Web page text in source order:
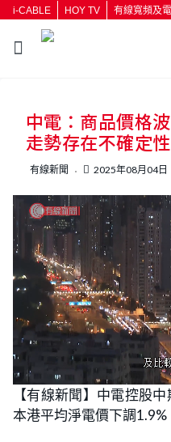
i-CABLE HOY TV 有線寬頻及
按輸
中電：商品價格
走勢存在不確定性
有線新聞 2025年08月04日
n
m
t
e
o
a
d
e
d
【有線新聞】中電控股
本港平均淨電價下調